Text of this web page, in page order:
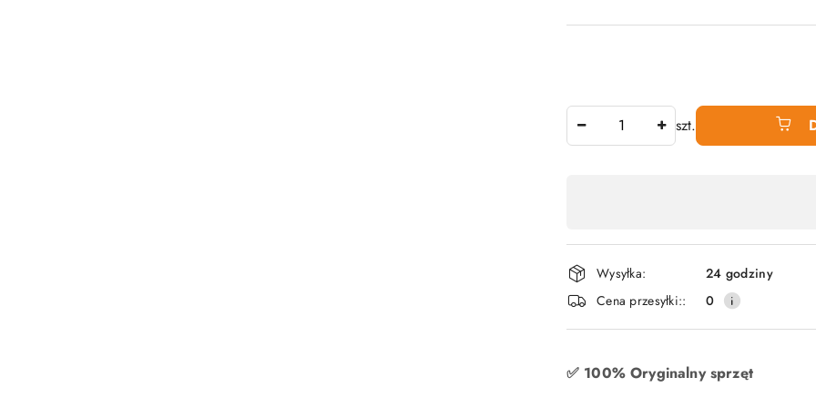
szt.
,
płatność
i
dostawa
Wysyłka:
24 godziny
Cena przesyłki::
0
✅ 100% Oryginalny sprzęt